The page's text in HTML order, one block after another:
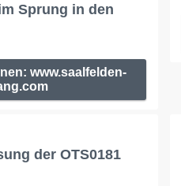
Sprung in den
www.saalfelden-
der OTS0181